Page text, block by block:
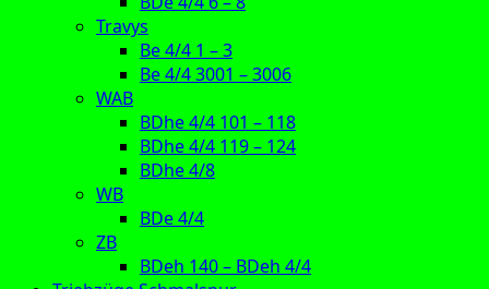
Travys
Be 4/4 1 – 3
Be 4/4 3001 – 3006
WAB
BDhe 4/4 101 – 118
BDhe 4/4 119 – 124
BDhe 4/8
WB
BDe 4/4
ZB
BDeh 140 – BDeh 4/4